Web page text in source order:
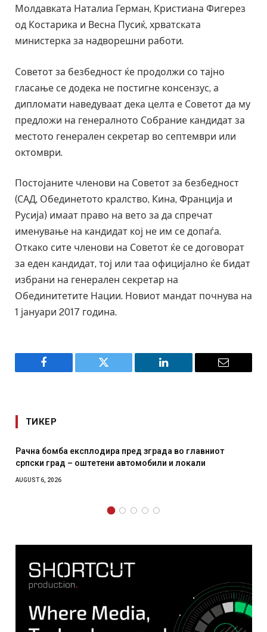
Молдавката Наталиа Герман, Кристиана Фигерез
од Костарика и Весна Пусиќ, хрватската
министерка за надворешни работи.
Советот за безбедност ќе продолжи со тајно
гласање се додека не постигне консензус, а
дипломати наведуваат дека целта е Советот да му
предложи на генералното Собрание кандидат за
местото генерален секретар во септември или
октомври.
Постојаните членови на Советот за безбедност
(САД, Обединетото кралство, Кина, Франција и
Русија) имаат право на вето за да спречат
именување на кандидат кој не им се допаѓа.
Откако сите членови на Советот ќе се договорат
за еден кандидат, тој или таа официјално ќе бидат
избрани на генерален секретар на
Обединитетите Нации. Новиот мандат почнува на
1 јануари 2017 година.
Facebook Twitter LinkedIn Email
ТИКЕР
И Данска се милитарилизира – воведува нова
месечна воена